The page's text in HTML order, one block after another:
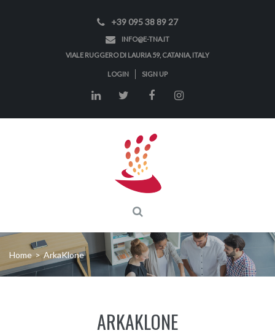
+39 095 38 89 27
INFO@E-TNA.IT
VIALE RUGGERO DI LAURIA 59, CATANIA, ITALY
LOGIN SIGN UP
Home > ArkaKlone
ARKAKLONE